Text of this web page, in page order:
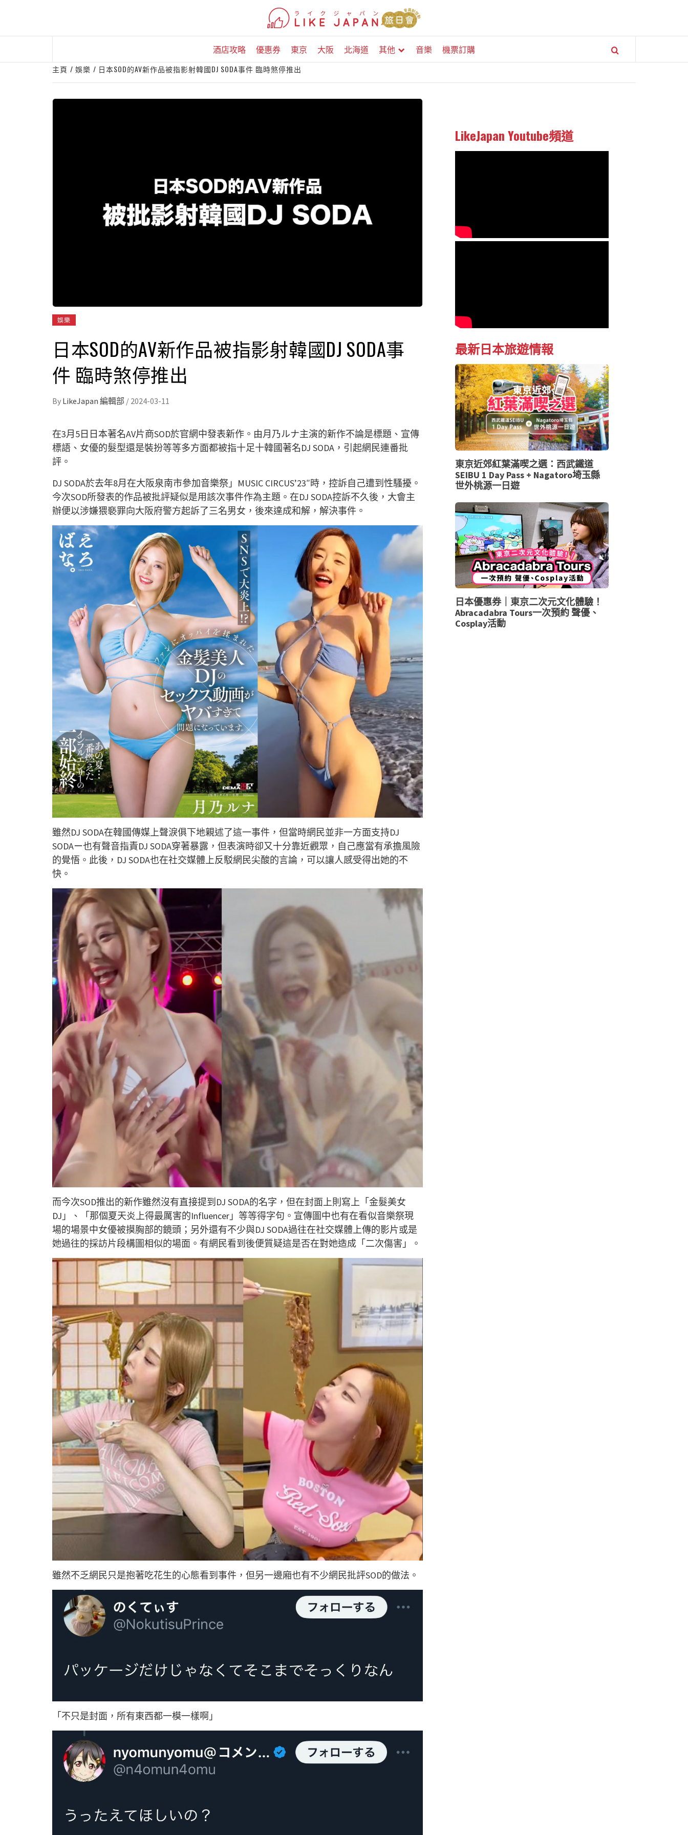
酒店攻略 優惠券 東京 大阪 北海道 其他 音樂 機票訂購
主頁 娛樂 日本SOD的AV新作品被指影射韓國DJ SODA事件 臨時煞停推出
娛樂
日本SOD的AV新作品被指影射韓國DJ SODA事
件 臨時煞停推出
By LikeJapan 編輯部 / 2024-03-11
在3月5日日本著名AV片商SOD於官網中發表新作。由月乃ルナ主演的新作不論是標題、宣傳
標語、女優的髮型還是裝扮等等多方面都被指十足十韓國著名DJ SODA，引起網民連番批
評。
DJ SODA於去年8月在大阪泉南市參加音樂祭」MUSIC CIRCUS’23″時，控訴自己遭到性騷擾。
今次SOD所發表的作品被批評疑似是用該次事件作為主題。 在DJ SODA控訴不久後，大會主
辦便以涉嫌猥褻罪向大阪府警方起訴了三名男女，後來達成和解，解決事件。
雖然DJ SODA在韓國傳媒上聲淚俱下地親述了這一事件，但當時網民並非一方面支持DJ
SODAー也有聲音指責DJ SODA穿著暴露，但表演時卻又十分靠近觀眾，自己應當有承擔風險
的覺悟。此後，DJ SODA也在社交媒體上反駁網民尖酸的言論，可以讓人感受得出她的不
快。
而今次SOD推出的新作雖然沒有直接提到DJ SODA的名字，但在封面上則寫上「金髮美女
DJ」、「那個夏天炎上得最厲害的Influencer」等等得字句。宣傳圖中也有在看似音樂祭現
場的場景中女優被摸胸部的鏡頭；另外還有不少與DJ SODA過往在社交媒體上傳的影片或是
她過往的採訪片段構圖相似的場面。有網民看到後便質疑這是否在對她造成「二次傷害」。
雖然不乏網民只是抱著吃花生的心態看到事件，但另一邊廂也有不少網民批評SOD的做法。
「不只是封面，所有東西都一模一樣啊」
LikeJapan Youtube頻道
最新日本旅遊情報
東京近郊紅葉滿喫之選：西武鐵道
SEIBU 1 Day Pass + Nagatoro埼玉縣
世外桃源一日遊
日本優惠券｜東京二次元文化體驗！
Abracadabra Tours一次預約 聲優、
Cosplay活動